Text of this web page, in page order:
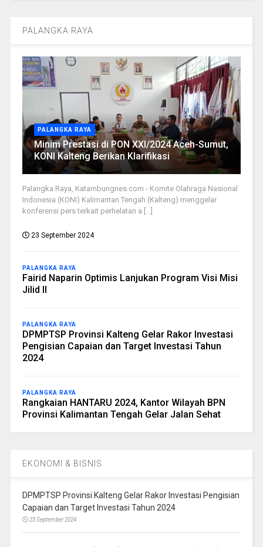
PALANGKA RAYA
PALANGKA RAYA
Minim Prestasi di PON XXI/2024 Aceh-Sumut,
KONI Kalteng Berikan Klarifikasi
Palangka Raya, Katambungnes.com - Komite Olahraga Nasional
Indonesia (KONI) Kalimantan Tengah (Kalteng) menggelar
konferensi pers terkait perhelatan a [...]
23 September 2024
PALANGKA RAYA
Fairid Naparin Optimis Lanjukan Program Visi Misi
Jilid II
PALANGKA RAYA
DPMPTSP Provinsi Kalteng Gelar Rakor Investasi
Pengisian Capaian dan Target Investasi Tahun
2024
PALANGKA RAYA
Rangkaian HANTARU 2024, Kantor Wilayah BPN
Provinsi Kalimantan Tengah Gelar Jalan Sehat
EKONOMI & BISNIS
DPMPTSP Provinsi Kalteng Gelar Rakor Investasi Pengisian
Capaian dan Target Investasi Tahun 2024
23 September 2024